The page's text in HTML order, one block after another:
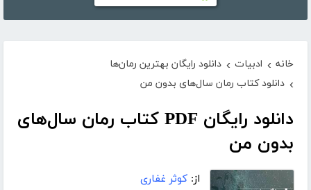
خانه › ادبیات › دانلود رایگان بهترین رمان‌ها
› دانلود کتاب رمان سال‌های بدون من
دانلود رایگان PDF کتاب رمان سال‌های
بدون من
از: کوثر غفاری